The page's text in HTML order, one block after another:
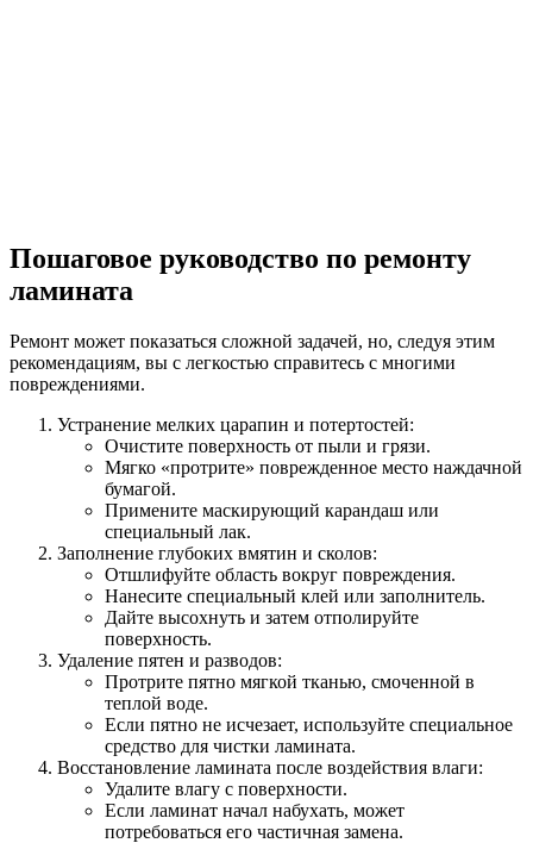
Пошаговое руководство по ремонту
ламината
Ремонт может показаться сложной задачей, но, следуя этим
рекомендациям, вы с легкостью справитесь с многими
повреждениями.
Устранение мелких царапин и потертостей:
Очистите поверхность от пыли и грязи.
Мягко «протрите» поврежденное место наждачной
бумагой.
Примените маскирующий карандаш или
специальный лак.
Заполнение глубоких вмятин и сколов:
Отшлифуйте область вокруг повреждения.
Нанесите специальный клей или заполнитель.
Дайте высохнуть и затем отполируйте
поверхность.
Удаление пятен и разводов:
Протрите пятно мягкой тканью, смоченной в
теплой воде.
Если пятно не исчезает, используйте специальное
средство для чистки ламината.
Восстановление ламината после воздействия влаги:
Удалите влагу с поверхности.
Если ламинат начал набухать, может
потребоваться его частичная замена.